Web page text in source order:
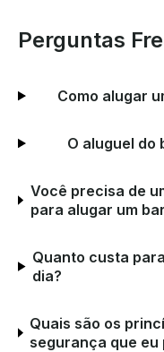
Perguntas
Como alugar
O aluguel do
Você precisa de
para alugar um
Quanto custa
dia?
Quais são os
segurança que eu